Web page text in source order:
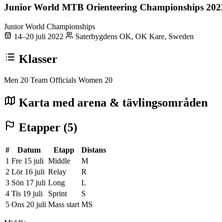
Junior World MTB Orienteering Championships
Junior World Championships
14–20 juli 2022
Saterbygdens OK, OK Kare, Sweden
Klasser
Men 20 Team Officials Women 20
Karta med arena & tävlingsområden
Etapper (5)
# Datum Etapp
Distans
1 Fre 15 juli Middle
M
2 Lör 16 juli Relay
R
3 Sön 17 juli Long
L
4 Tis 19 juli Sprint
S
5 Ons 20 juli Mass start MS